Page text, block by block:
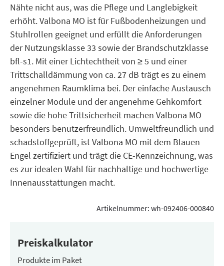
Nähte nicht aus, was die Pflege und Langlebigkeit
erhöht. Valbona MO ist für Fußbodenheizungen und
Stuhlrollen geeignet und erfüllt die Anforderungen
der Nutzungsklasse 33 sowie der Brandschutzklasse
bfl-s1. Mit einer Lichtechtheit von ≥ 5 und einer
Trittschalldämmung von ca. 27 dB trägt es zu einem
angenehmen Raumklima bei. Der einfache Austausch
einzelner Module und der angenehme Gehkomfort
sowie die hohe Trittsicherheit machen Valbona MO
besonders benutzerfreundlich. Umweltfreundlich und
schadstoffgeprüft, ist Valbona MO mit dem Blauen
Engel zertifiziert und trägt die CE-Kennzeichnung, was
es zur idealen Wahl für nachhaltige und hochwertige
Innenausstattungen macht.
Artikelnummer: wh-092406-000840
Preiskalkulator
Produkte im Paket